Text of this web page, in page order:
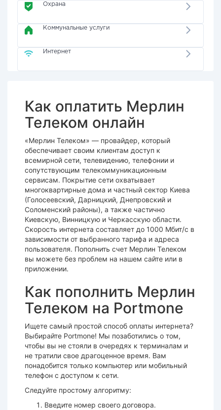
Охрана
Коммунальные услуги
Интернет
Как оплатить Мерлин
Телеком онлайн
«Мерлин Телеком» — провайдер, который
обеспечивает своим клиентам доступ к
всемирной сети, телевидению, телефонии и
сопутствующим телекоммуникационным
сервисам. Покрытие сети охватывает
многоквартирные дома и частный сектор Киева
(Голосеевский, Дарницкий, Днепровский и
Соломенский районы), а также частично
Киевскую, Винницкую и Черкасскую области.
Скорость интернета составляет до 1000 Мбит/с в
зависимости от выбранного тарифа и адреса
пользователя. Пополнить счет Мерлин Телеком
вы можете без проблем на нашем сайте или в
приложении.
Как пополнить Мерлин
Телеком на Portmone
Ищете самый простой способ оплаты интернета?
Выбирайте Portmone! Мы позаботились о том,
чтобы вы не стояли в очередях к терминалам и
не тратили свое драгоценное время. Вам
понадобится только компьютер или мобильный
телефон с доступом к сети.
Следуйте простому алгоритму:
Введите номер своего договора.